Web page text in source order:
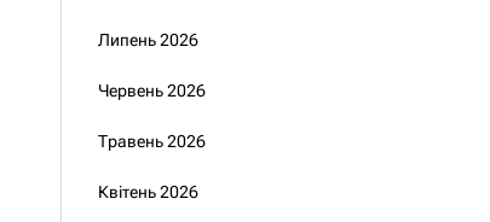
Липень 2026
Червень 2026
Травень 2026
Квітень 2026